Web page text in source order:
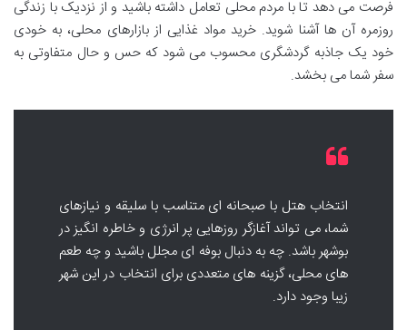
فرصت می دهد تا با مردم محلی تعامل داشته باشید و از نزدیک با زندگی
روزمره آن ها آشنا شوید. خرید مواد غذایی از بازارهای محلی، به خودی
خود یک جاذبه گردشگری محسوب می شود که حس و حال متفاوتی به
سفر شما می بخشد.
انتخاب هتل با صبحانه ای متناسب با سلیقه و نیازهای
شما، می تواند آغازگر روزهایی پر انرژی و خاطره انگیز در
بوشهر باشد. چه به دنبال بوفه ای مجلل باشید و چه طعم
های محلی، گزینه های متعددی برای انتخاب در این شهر
زیبا وجود دارد.